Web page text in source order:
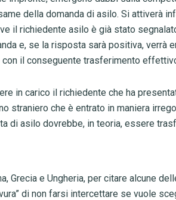
della domanda di asilo. Si attiverà
il richiedente asilo è già stato
e, se la risposta sarà positiva, verrà
il conseguente trasferimento
in carico il richiedente che ha
straniero che è entrato in maniera
di asilo dovrebbe, in teoria, essere
Grecia e Ungheria, per citare alcune
di non farsi intercettare se vuole